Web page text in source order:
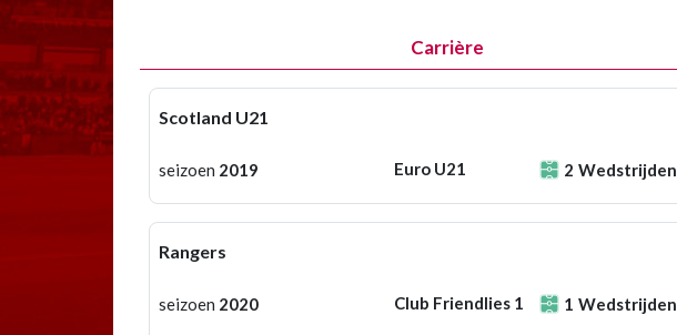
Carrière
Scotland U21
seizoen 2019 Euro U21 2 Wedstrijden
Rangers
seizoen 2020 Club Friendlies 1 1 Wedstrijden